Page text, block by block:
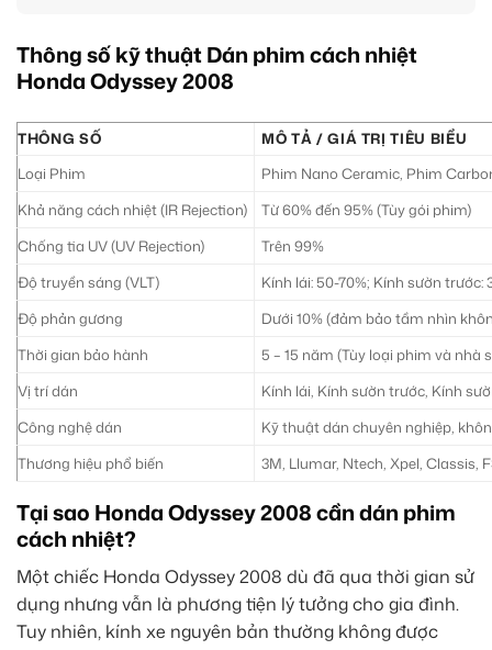
Thông số kỹ thuật Dán phim cách nhiệt
Honda Odyssey 2008
THÔNG SỐ
MÔ TẢ / GIÁ TRỊ TIÊU BIỂU
Loại Phim
Phim Nano Ceramic, Phim
Khả năng cách nhiệt (IR Rejection)
Từ 60% đến 95% (Tùy gói phim)
Chống tia UV (UV Rejection)
Trên 99%
Độ truyền sáng (VLT)
Kính lái: 50-70%; Kính sườn
Độ phản gương
Dưới 10% (đảm bảo tầm nhìn
Thời gian bảo hành
5 – 15 năm (Tùy loại phim và nhà
Vị trí dán
Kính lái, Kính sườn trước, Kính
Công nghệ dán
Kỹ thuật dán chuyên nghiệp,
Thương hiệu phổ biến
3M, Llumar, Ntech, Xpel, Classis,
Tại sao Honda Odyssey 2008 cần dán phim
cách nhiệt?
Một chiếc Honda Odyssey 2008 dù đã qua thời gian sử
dụng nhưng vẫn là phương tiện lý tưởng cho gia đình.
Tuy nhiên, kính xe nguyên bản thường không được